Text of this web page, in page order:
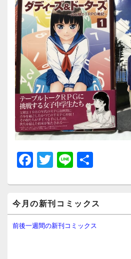
F
a
c
e
b
T
wi
tt
er
Li
n
e
イ
ン
サ
今月の新刊コミックス
前後一週間の新刊コミックス